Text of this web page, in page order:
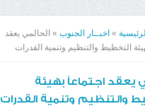
الرئيسية » اخبــار الجنوب » الحالمي يعقد
التخطيط والتنظيم وتنمية القدرات
يعقد اجتماعاً بهيئة
والتنظيم وتنمية القدرات